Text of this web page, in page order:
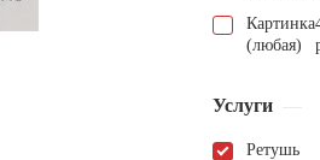
Картинка
(любая)
Услуги
Ретушь